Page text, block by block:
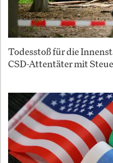
Todesstoß für die
CSD-Attentäter mit